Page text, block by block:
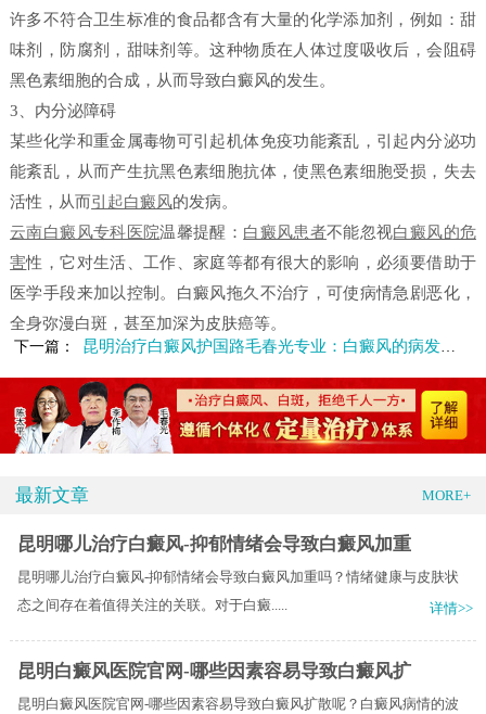
许多不符合卫生标准的食品都含有大量的化学添加剂，例如：甜
味剂，防腐剂，甜味剂等。这种物质在人体过度吸收后，会阻碍
黑色素细胞的合成，从而导致白癜风的发生。
3、内分泌障碍
某些化学和重金属毒物可引起机体免疫功能紊乱，引起内分泌功
能紊乱，从而产生抗黑色素细胞抗体，使黑色素细胞受损，失去
活性，从而引起白癜风的发病。
云南白癜风专科医院温馨提醒： 白癜风患者不能忽视白癜风的危
害性，它对生活、工作、家庭等都有很大的影响，必须要借助于
医学手段来加以控制。白癜风拖久不治疗，可使病情急剧恶化，
全身弥漫白斑，甚至加深为皮肤癌等。
下一篇： 昆明治疗白癜风护国路毛春光专业：白癜风的病发都是哪些原因
最新文章 MORE+
昆明哪儿治疗白癜风-抑郁情绪会导致白癜风加重
昆明哪儿治疗白癜风-抑郁情绪会导致白癜风加重吗？情绪健康与皮肤状
态之间存在着值得关注的关联。对于白癜.....
详情>>
昆明白癜风医院官网-哪些因素容易导致白癜风扩
昆明白癜风医院官网-哪些因素容易导致白癜风扩散呢？白癜风病情的波